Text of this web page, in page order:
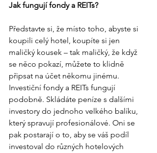
Jak fungují fondy a REITs?
Představte si, že místo toho, abyste si
koupili celý hotel, koupíte si jen
maličký kousek – tak maličký, že když
se něco pokazí, můžete to klidně
připsat na účet někomu jinému.
Investiční fondy a REITs fungují
podobně. Skládáte peníze s dalšími
investory do jednoho velkého balíku,
který spravují profesionálové. Oni se
pak postarají o to, aby se váš podíl
investoval do různých hotelových